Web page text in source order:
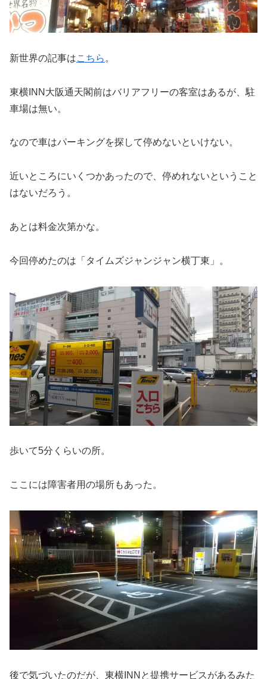
新世界の記事はこちら 。
東横INN大阪通天閣前はバリアフリーの客室はあるが、駐
車場は無い。
なので車はパーキングを探して停めないといけない。
近いところにいくつかあったので、停めれないということ
はないだろう。
あとは料金次第かな。
今回停めたのは「タイムズジャンジャン横丁東」。
歩いて5分くらいの所。
ここには障害者用の場所もあった。
後で気づいたのだが、東横INNと提携サービスがあるみた